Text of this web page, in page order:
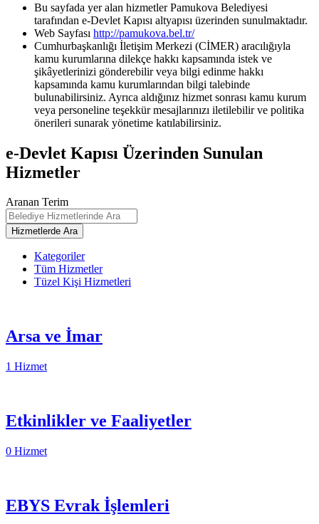
Bu sayfada yer alan hizmetler Pamukova Belediyesi
tarafından e-Devlet Kapısı altyapısı üzerinden sunulmaktadır.
Web Sayfası http://pamukova.bel.tr/
Cumhurbaşkanlığı İletişim Merkezi (CİMER) aracılığıyla
kamu kurumlarına dilekçe hakkı kapsamında istek ve
şikâyetlerinizi gönderebilir veya bilgi edinme hakkı
kapsamında kamu kurumlarından bilgi talebinde
bulunabilirsiniz. Ayrıca aldığınız hizmet sonrası kamu kurum
veya personeline teşekkür mesajlarınızı iletilebilir ve politika
önerileri sunarak yönetime katılabilirsiniz.
e-Devlet Kapısı Üzerinden Sunulan
Hizmetler
Aranan Terim
Kategoriler
Tüm Hizmetler
Tüzel Kişi Hizmetleri
Arsa ve İmar
1 Hizmet
Etkinlikler ve Faaliyetler
0 Hizmet
EBYS Evrak İşlemleri